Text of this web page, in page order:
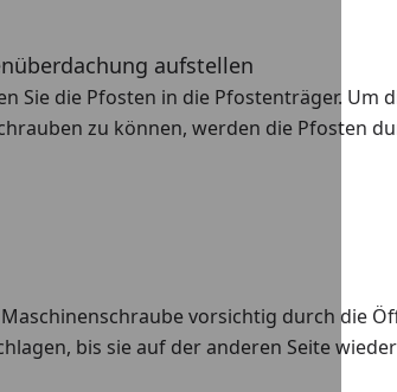
aufstellen
Sie die Pfosten in die Pfostenträger. Um
zu können, werden die Pfosten
Maschinenschraube vorsichtig durch die
bis sie auf der anderen Seite